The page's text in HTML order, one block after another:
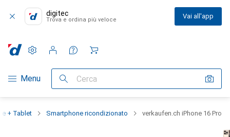
digitec
Trova e ordina più veloce Vai all'app
Categoria Navigazione
Menu Cerca
Impostazioni
Conto cliente
Liste di confronto
Liste dei desideri
Carrello
+ Tablet Smartphone ricondizionato verkaufen.ch iPhone 16 Pro